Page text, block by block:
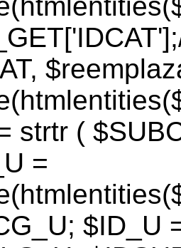
strtr (
=
$ID_U